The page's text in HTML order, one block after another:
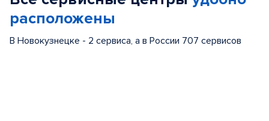
расположены
В Новокузнецке - 2 сервиса, а в России 707 сервисов